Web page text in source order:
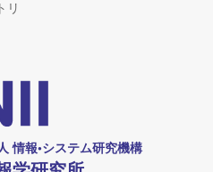
リ
情報•システム研究機構